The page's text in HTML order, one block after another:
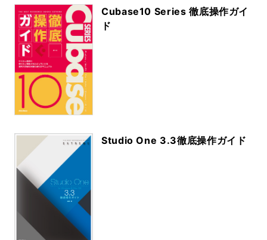
Cubase10 Series 徹底操作ガイ
ド
Studio One 3.3徹底操作ガイド